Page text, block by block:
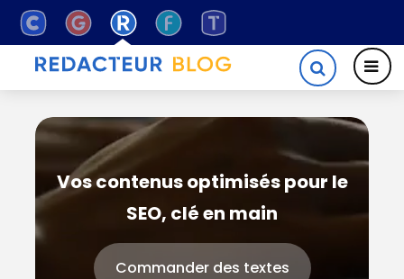
Vos contenus optimisés pour le
SEO, clé en main
Commander des textes